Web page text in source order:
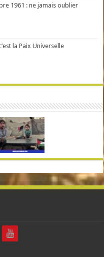
1961 : ne jamais oublier
la Paix Universelle